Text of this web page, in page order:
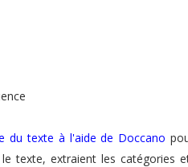
du texte à l'aide de Doccano
texte, extraient les catégories